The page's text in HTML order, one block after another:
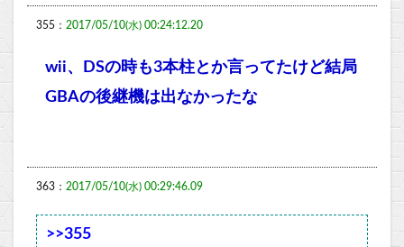
355： 2017/05/10(水) 00:24:12.20
wii、DSの時も3本柱とか言ってたけど結局
GBAの後継機は出なかったな
363： 2017/05/10(水) 00:29:46.09
>>355